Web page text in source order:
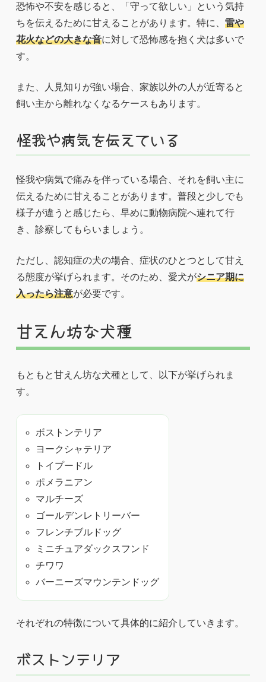
恐怖や不安を感じると、「守って欲しい」という気持
ちを伝えるために甘えることがあります。特に、 雷や
花火などの大きな音に対して恐怖感を抱く犬は多いで
す。
また、人見知りが強い場合、家族以外の人が近寄ると
飼い主から離れなくなるケースもあります。
怪我や病気を伝えている
怪我や病気で痛みを伴っている場合、それを飼い主に
伝えるために甘えることがあります。普段と少しでも
様子が違うと感じたら、早めに動物病院へ連れて行
き、診察してもらいましょう。
ただし、認知症の犬の場合、症状のひとつとして甘え
る態度が挙げられます。そのため、愛犬がシニア期に
入ったら注意が必要です。
甘えん坊な犬種
もともと甘えん坊な犬種として、以下が挙げられま
す。
ボストンテリア
ヨークシャテリア
トイプードル
ポメラニアン
マルチーズ
ゴールデンレトリーバー
フレンチブルドッグ
ミニチュアダックスフンド
チワワ
バーニーズマウンテンドッグ
それぞれの特徴について具体的に紹介していきます。
ボストンテリア